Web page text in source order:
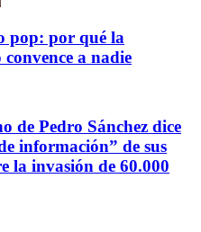
pop: por qué la
a nadie
de Pedro Sánchez dice
información” de sus
la invasión de 60.000